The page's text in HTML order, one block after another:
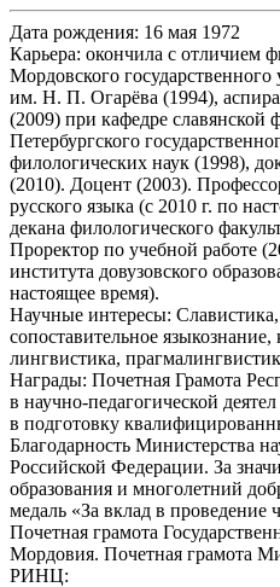
Дата рождения: 16 мая 1972
Карьера: окончила с отличием
Мордовского государственного
им. Н. П. Огарёва (1994),
(2009) при кафедре славянской
Петербургского
филологических наук (1998),
(2010). Доцент (2003).
русского языка (с 2010 г. по
декана филологического
Проректор по учебной работе
института довузовского
настоящее время).
Научные интересы:
сопоставительное
лингвистика,
Награды: Почетная Грамота
в научно-педагогической
в подготовку
Благодарность Министерства
Российской Федерации. За
образования и многолетний
медаль «За вклад в
Почетная грамота
Мордовия. Почетная грамота
РИНЦ: